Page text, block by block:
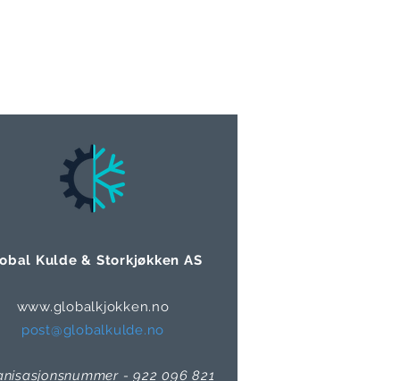
Kulde & Storkjøkken AS
www.globalkjokken.no
post@globalkulde.no
- 922 096 821